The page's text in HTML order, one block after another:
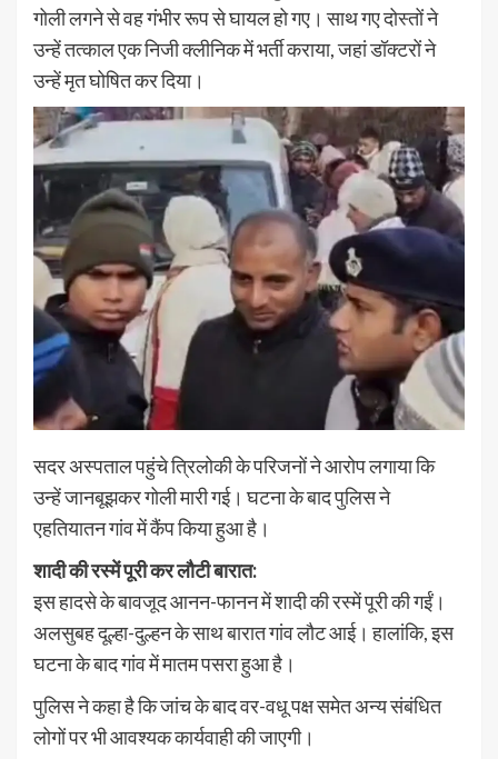
गोली लगने से वह गंभीर रूप से घायल हो गए। साथ गए दोस्तों ने
उन्हें तत्काल एक निजी क्लीनिक में भर्ती कराया, जहां डॉक्टरों ने
उन्हें मृत घोषित कर दिया।
सदर अस्पताल पहुंचे त्रिलोकी के परिजनों ने आरोप लगाया कि
उन्हें जानबूझकर गोली मारी गई। घटना के बाद पुलिस ने
एहतियातन गांव में कैंप किया हुआ है।
शादी की रस्में पूरी कर लौटी बारात:
इस हादसे के बावजूद आनन-फानन में शादी की रस्में पूरी की गईं।
अलसुबह दूल्हा-दुल्हन के साथ बारात गांव लौट आई। हालांकि, इस
घटना के बाद गांव में मातम पसरा हुआ है।
पुलिस ने कहा है कि जांच के बाद वर-वधू पक्ष समेत अन्य संबंधित
लोगों पर भी आवश्यक कार्यवाही की जाएगी।